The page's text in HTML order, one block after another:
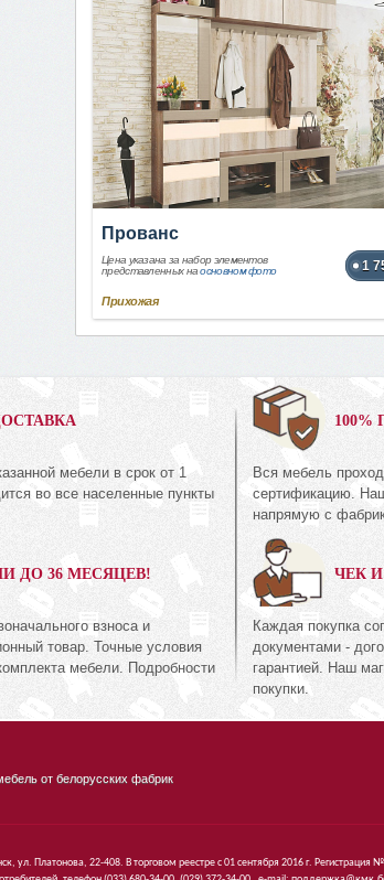
Прованс
Цена указана за набор элементов
представленных наосновном фото 1
Прихожая
мебели в срок от 1
во все населенные пункты
ДО 36 МЕСЯЦЕВ!
взноса и
товар. Точные условия
мебели. Подробности
Вся мебель
сертификацию.
напрямую с
ЧЕК
Каждая покупка
документами -
гарантией. Наш
покупки.
Шкаф для одежды
Коллекция «Риксос»
1 395
от белорусских фабрик
Платонова, 22-408. В торговом реестре с 01 сентября 2016 г. Регистрация